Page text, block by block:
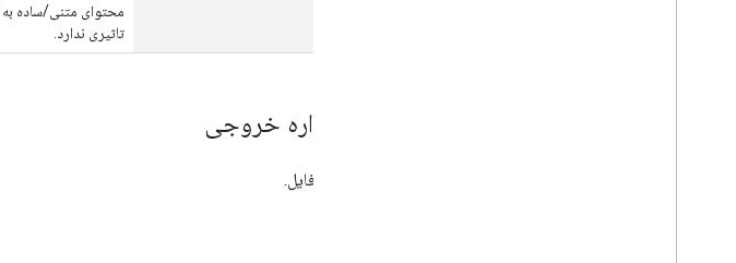
تاثیری ندارد.
طرحواره خروجی
یک منبع فایل.